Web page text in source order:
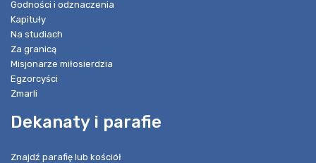
Godności i odznaczenia
Kapituły
Na studiach
Za granicą
Misjonarze miłosierdzia
Egzorcyści
Zmarli
Dekanaty i parafie
Znajdź parafię lub kościół